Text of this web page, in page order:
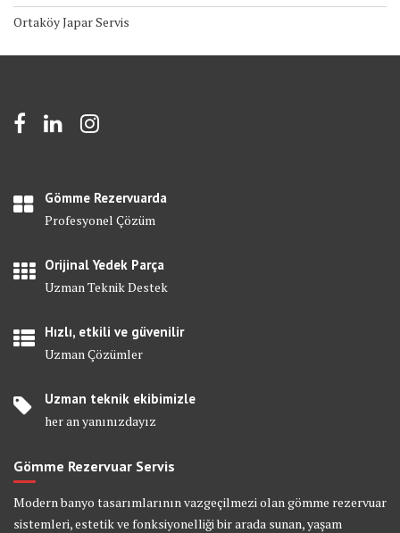
Ortaköy Japar Servis
Gömme Rezervuarda
Profesyonel Çözüm
Orijinal Yedek Parça
Uzman Teknik Destek
Hızlı, etkili ve güvenilir
Uzman Çözümler
Uzman teknik ekibimizle
her an yanınızdayız
Gömme Rezervuar Servis
Modern banyo tasarımlarının vazgeçilmezi olan gömme rezervuar
sistemleri, estetik ve fonksiyonelliği bir arada sunan, yaşam